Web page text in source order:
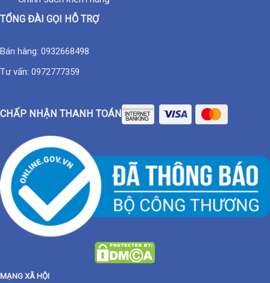
TỔNG ĐÀI GỌI HỖ TRỢ
Bán hàng: 0932668498
Tư vấn: 0972777359
CHẤP NHẬN THANH TOÁN
MẠNG XÃ HỘI